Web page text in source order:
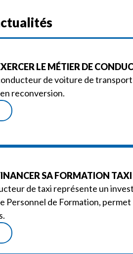
LE MÉTIER DE
de voiture de
reconversion.
SA FORMATION TAXI
de taxi représente un
Personnel de Formation,